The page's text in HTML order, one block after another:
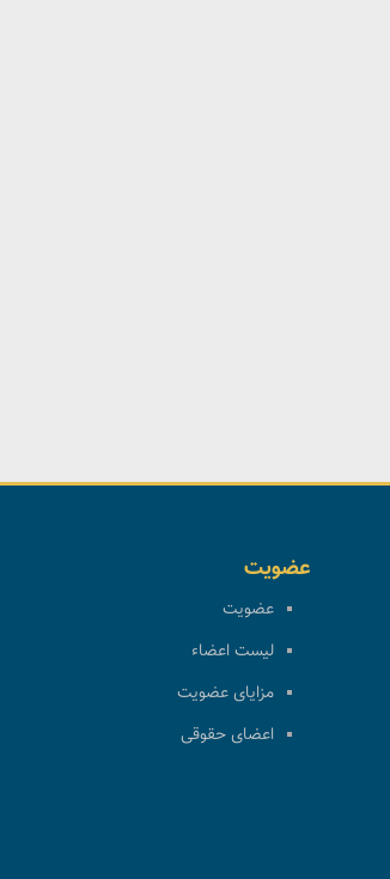
عضویت
عضویت
لیست اعضاء
مزایای عضویت
اعضای حقوقی